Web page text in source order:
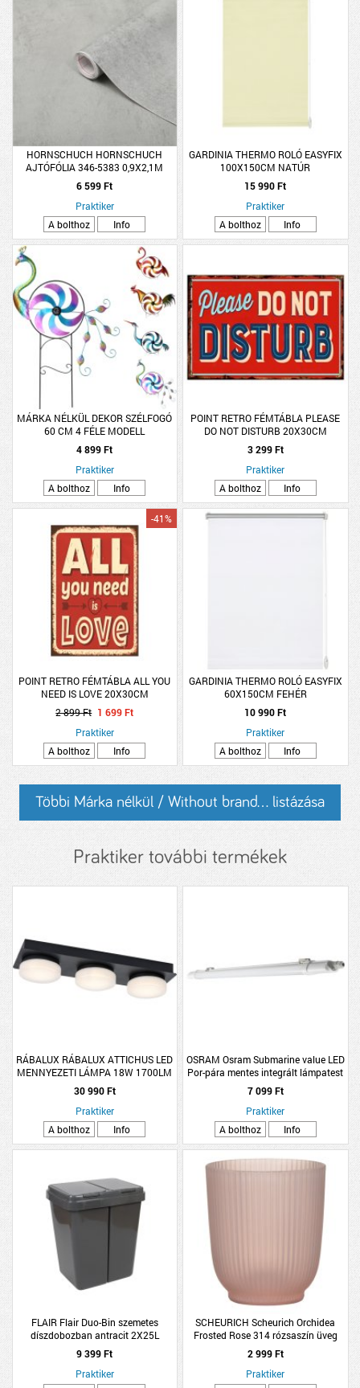
HORNSCHUCH HORNSCHUCH
AJTÓFÓLIA 346-5383 0,9X2,1M
SZÜRKE EGYSZÍNŰ
6 599 Ft
Praktiker
A bolthoz
Info
GARDINIA THERMO ROLÓ EASYFIX
100X150CM NATÚR
15 990 Ft
Praktiker
A bolthoz
Info
MÁRKA NÉLKÜL DEKOR SZÉLFOGÓ
60 CM 4 FÉLE MODELL
4 899 Ft
Praktiker
A bolthoz
Info
POINT RETRO FÉMTÁBLA PLEASE
DO NOT DISTURB 20X30CM
3 299 Ft
Praktiker
A bolthoz
Info
POINT RETRO FÉMTÁBLA ALL YOU
NEED IS LOVE 20X30CM
-41%
2 899 Ft 1 699 Ft
Praktiker
A bolthoz
Info
GARDINIA THERMO ROLÓ EASYFIX
60X150CM FEHÉR
10 990 Ft
Praktiker
A bolthoz
Info
Többi Márka nélkül / Without brand... listázása
Praktiker további termékek
RÁBALUX RÁBALUX ATTICHUS LED
MENNYEZETI LÁMPA 18W 1700LM
4000K IP44 43X13CM MATT
FEKETE
30 990 Ft
Praktiker
A bolthoz
Info
OSRAM Osram Submarine value LED
Por-pára mentes integrált lámpatest
7 099 Ft
Praktiker
A bolthoz
Info
FLAIR Flair Duo-Bin szemetes
díszdobozban antracit 2X25L
48,5X43,5X32,5CM
9 399 Ft
Praktiker
SCHEURICH Scheurich Orchidea
Frosted Rose 314 rózsaszín üveg
kaspó 15cm
2 999 Ft
Praktiker